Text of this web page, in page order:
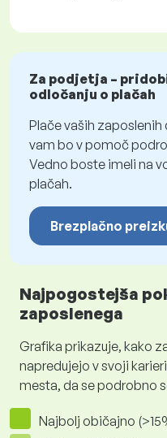
Za podjetja –
odločanju o plačah
Plače vaših
vam bo v pomoč
Vedno boste imeli na
plačah.
Brezplačno
Najpogostejša
zaposlenega
Grafika prikazuje, kako
napredujejo v svoji
mesta, da se podrobno
Najbolj običajno